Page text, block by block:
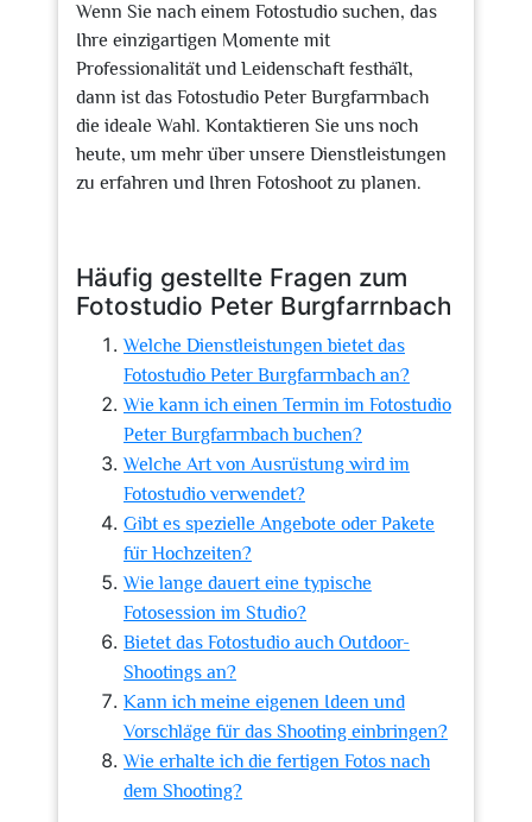
Wenn Sie nach einem Fotostudio suchen, das
Ihre einzigartigen Momente mit
Professionalität und Leidenschaft festhält,
dann ist das Fotostudio Peter Burgfarrnbach
die ideale Wahl. Kontaktieren Sie uns noch
heute, um mehr über unsere Dienstleistungen
zu erfahren und Ihren Fotoshoot zu planen.
Häufig gestellte Fragen zum
Fotostudio Peter Burgfarrnbach
Welche Dienstleistungen bietet das
Fotostudio Peter Burgfarrnbach an?
Wie kann ich einen Termin im Fotostudio
Peter Burgfarrnbach buchen?
Welche Art von Ausrüstung wird im
Fotostudio verwendet?
Gibt es spezielle Angebote oder Pakete
für Hochzeiten?
Wie lange dauert eine typische
Fotosession im Studio?
Bietet das Fotostudio auch Outdoor-
Shootings an?
Kann ich meine eigenen Ideen und
Vorschläge für das Shooting einbringen?
Wie erhalte ich die fertigen Fotos nach
dem Shooting?